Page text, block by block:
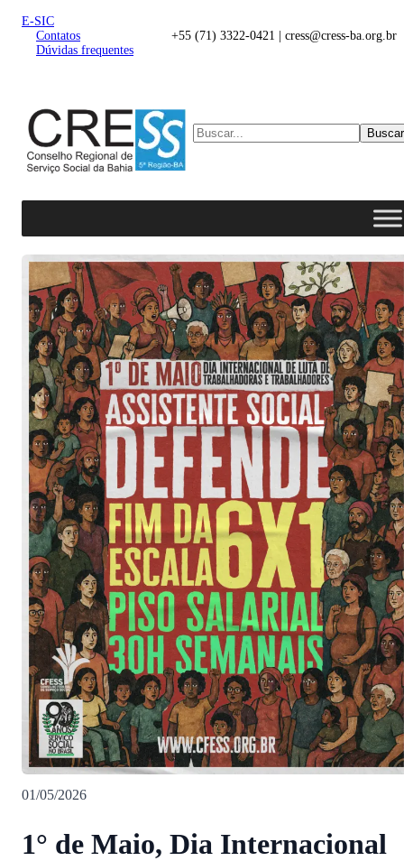
E-SIC
Contatos
Dúvidas frequentes
+55 (71) 3322-0421 | cress@cress-ba.org.br
Buscar
01/05/2026
1° de Maio, Dia Internacional